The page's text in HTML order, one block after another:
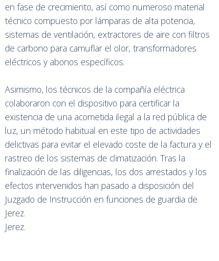
en fase de crecimiento, así como numeroso material
técnico compuesto por lámparas de alta potencia,
sistemas de ventilación, extractores de aire con filtros
de carbono para camuflar el olor, transformadores
eléctricos y abonos específicos.
Asimismo, los técnicos de la compañía eléctrica
colaboraron con el dispositivo para certificar la
existencia de una acometida ilegal a la red pública de
luz, un método habitual en este tipo de actividades
delictivas para evitar el elevado coste de la factura y el
rastreo de los sistemas de climatización. Tras la
finalización de las diligencias, los dos arrestados y los
efectos intervenidos han pasado a disposición del
Juzgado de Instrucción en funciones de guardia de
Jerez.
Jerez.